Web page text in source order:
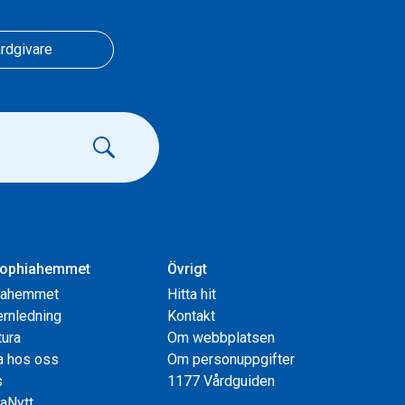
hos oss
Övrigt
Hitta hit
Kontakt
Om webbplatsen
Om personuppgifter
1177 Vårdguiden